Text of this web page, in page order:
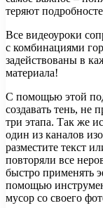
теряют
Все видеоуроки
с комбинациями
задействованы в
материала!
С помощью этой
создавать тень,
три этапа. Так же
один из каналов
разместите текст
повторяли все
быстро применять
помощью
мусор со своего